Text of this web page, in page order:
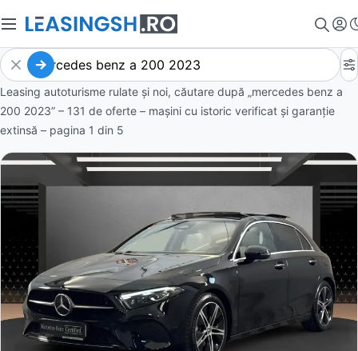
Leasing autoturisme rulate și noi, căutare după „mercedes benz a
200 2023” – 131 de oferte – mașini cu istoric verificat și garanție
extinsă – pagina 1 din 5